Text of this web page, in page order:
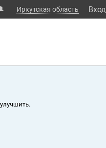
Иркутская область Вход